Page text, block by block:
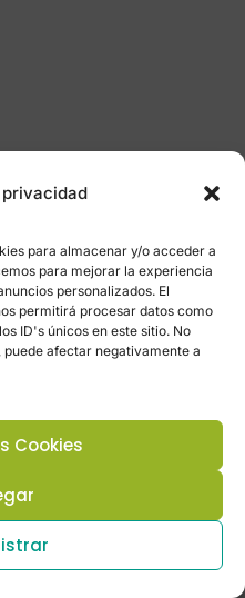
para almacenar y/o acceder a
para mejorar la experiencia
personalizados. El
permitirá procesar datos como
ID's únicos en este sitio. No
afectar negativamente a
Cookies